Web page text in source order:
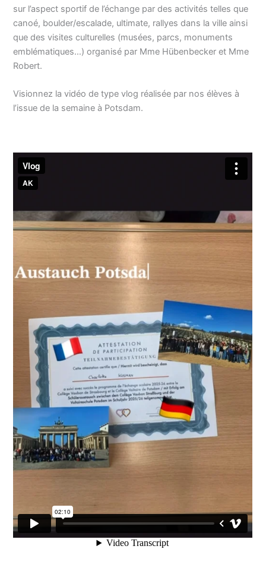
sur l’aspect sportif de l’échange par des activités telles que
canoé, boulder/escalade, ultimate, rallyes dans la ville ainsi
que des visites culturelles (musées, parcs, monuments
emblématiques…) organisé par Mme Hübenbecker et Mme
Robert.
Visionnez la vidéo de type vlog réalisée par nos élèves à
l’issue de la semaine à Potsdam.